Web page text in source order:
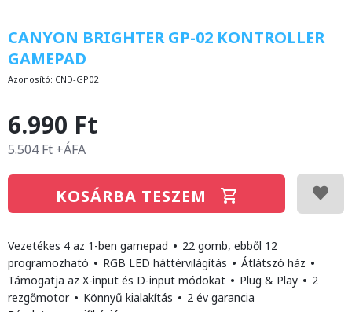
CANYON BRIGHTER GP-02 KONTROLLER
GAMEPAD
Azonosító: CND-GP02
6.990 Ft
5.504 Ft +ÁFA
KOSÁRBA TESZEM
Vezetékes 4 az 1-ben gamepad • 22 gomb, ebből 12
programozható • RGB LED háttérvilágítás • Átlátszó ház •
Támogatja az X-input és D-input módokat • Plug & Play • 2
rezgőmotor • Könnyű kialakítás • 2 év garancia